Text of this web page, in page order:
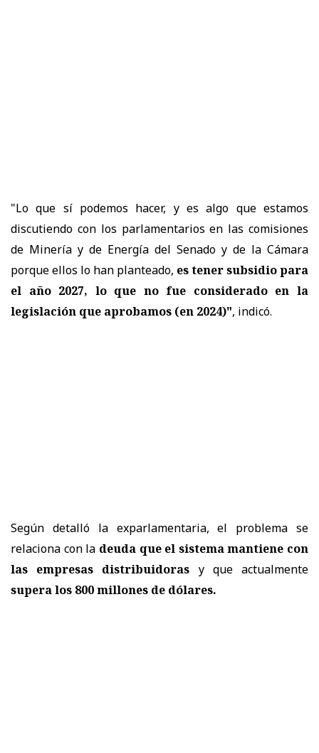
"Lo que sí podemos hacer, y es algo que estamos
discutiendo con los parlamentarios en las comisiones
de Minería y de Energía del Senado y de la Cámara
porque ellos lo han planteado, es tener subsidio para
el año 2027, lo que no fue considerado en la
legislación que aprobamos (en 2024)", indicó.
Según detalló la exparlamentaria, el problema se
relaciona con la deuda que el sistema mantiene con
las empresas distribuidoras y que actualmente
supera los 800 millones de dólares.